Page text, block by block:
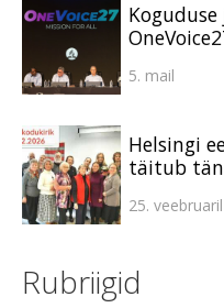
5. mail
Helsingi
täitub
25. veebruaril
Rubriigid